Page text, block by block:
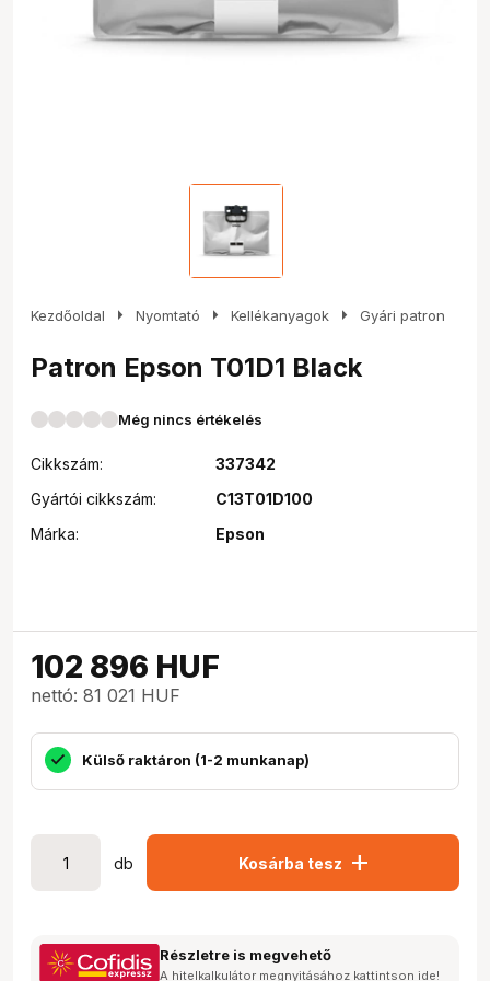
Kezdőoldal arrow_right Nyomtató arrow_right Kellékanyagok arrow_right Gyári patron
Patron Epson T01D1 Black
Még nincs értékelés
Cikkszám:
337342
Gyártói cikkszám:
C13T01D100
Márka:
Epson
102 896 HUF
nettó: 81 021 HUF
Külső raktáron (1-2 munkanap)
db Kosárba tesz add
Részletre is megvehető
A hitelkalkulátor megnyitásához kattintson ide!